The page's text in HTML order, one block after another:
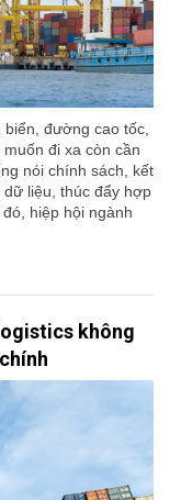
đường cao tốc,
đi xa còn cần
nói chính sách, kết
liệu, thúc đẩy hợp
hiệp hội ngành
không